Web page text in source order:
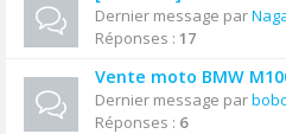
Dernier message par
Réponses : 17
Vente moto BMW
Dernier message par
Réponses : 6